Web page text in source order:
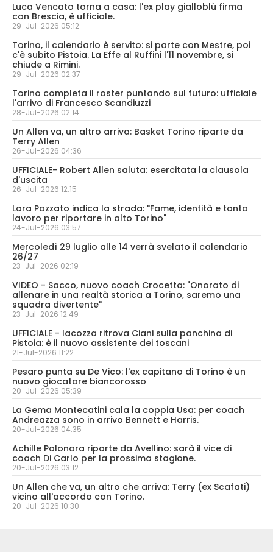
Luca Vencato torna a casa: l'ex play gialloblù firma
con Brescia, è ufficiale.
29-Jul-2026 05:12
Torino, il calendario è servito: si parte con Mestre, poi
c'è subito Pistoia. La Effe al Ruffini l'11 novembre, si
chiude a Rimini.
29-Jul-2026 02:37
Torino completa il roster puntando sul futuro: ufficiale
l'arrivo di Francesco Scandiuzzi
28-Jul-2026 02:14
Un Allen va, un altro arriva: Basket Torino riparte da
Terry Allen
26-Jul-2026 04:36
UFFICIALE- Robert Allen saluta: esercitata la clausola
d'uscita
26-Jul-2026 12:15
Lara Pozzato indica la strada: "Fame, identità e tanto
lavoro per riportare in alto Torino"
24-Jul-2026 03:57
Mercoledì 29 luglio alle 14 verrà svelato il calendario
26/27
23-Jul-2026 02:19
VIDEO - Sacco, nuovo coach Crocetta: "Onorato di
allenare in una realtà storica a Torino, saremo una
squadra divertente"
23-Jul-2026 12:49
UFFICIALE - Iacozza ritrova Ciani sulla panchina di
Pistoia: è il nuovo assistente dei toscani
21-Jul-2026 11:22
Pesaro punta su De Vico: l'ex capitano di Torino è un
nuovo giocatore biancorosso
20-Jul-2026 05:39
La Gema Montecatini cala la coppia Usa: per coach
Andreazza sono in arrivo Bennett e Harris.
20-Jul-2026 04:35
Achille Polonara riparte da Avellino: sarà il vice di
coach Di Carlo per la prossima stagione.
20-Jul-2026 03:12
Un Allen che va, un altro che arriva: Terry (ex Scafati)
vicino all'accordo con Torino.
20-Jul-2026 10:30